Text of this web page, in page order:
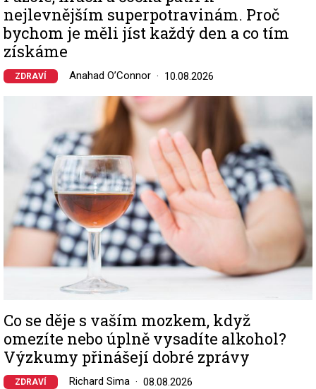
nejlevnějším superpotravinám. Proč
bychom je měli jíst každý den a co tím
získáme
ZDRAVÍ Anahad O’Connor 10.08.2026
Co se děje s vaším mozkem, když
omezíte nebo úplně vysadíte alkohol?
Výzkumy přinášejí dobré zprávy
ZDRAVÍ Richard Sima 08.08.2026